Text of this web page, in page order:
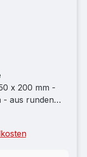
x 200 mm -
- aus runden